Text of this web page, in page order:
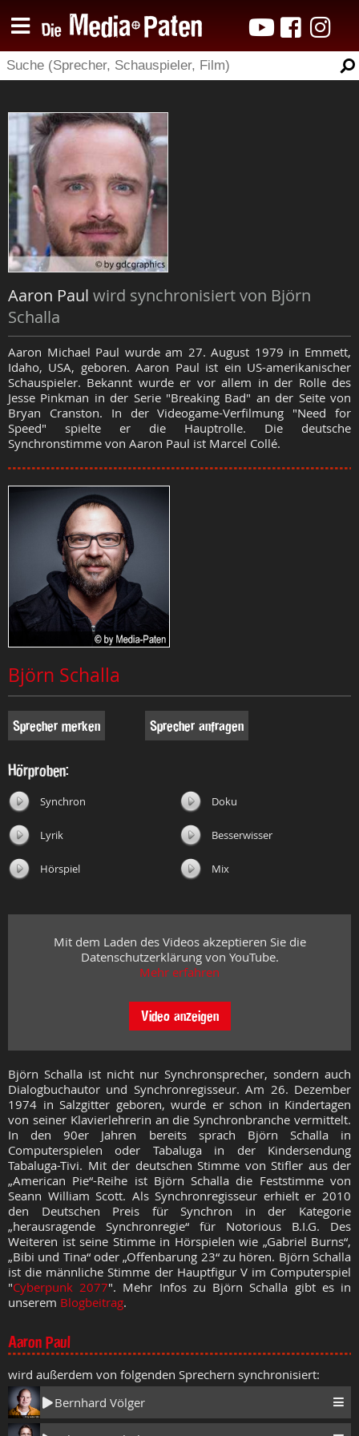
Aaron Paul wird synchronisiert von Björn
Schalla
Aaron Michael Paul wurde am 27. August 1979 in Emmett,
Idaho, USA, geboren. Aaron Paul ist ein US-amerikanischer
Schauspieler. Bekannt wurde er vor allem in der Rolle des
Jesse Pinkman in der Serie "Breaking Bad" an der Seite von
Bryan Cranston. In der Videogame-Verfilmung "Need for
Speed" spielte er die Hauptrolle. Die deutsche
Synchronstimme von Aaron Paul ist Marcel Collé.
Björn Schalla
Sprecher merken Sprecher anfragen
Hörproben:
Synchron Doku
Lyrik Besserwisser
Hörspiel Mix
Mit dem Laden des Videos akzeptieren Sie die
Datenschutzerklärung von YouTube.
Mehr erfahren
Video anzeigen
Björn Schalla ist nicht nur Synchronsprecher, sondern auch
Dialogbuchautor und Synchronregisseur. Am 26. Dezember
1974 in Salzgitter geboren, wurde er schon in Kindertagen
von seiner Klavierlehrerin an die Synchronbranche vermittelt.
In den 90er Jahren bereits sprach Björn Schalla in
Computerspielen oder Tabaluga in der Kindersendung
Tabaluga-Tivi. Mit der deutschen Stimme von Stifler aus der
„American Pie“-Reihe ist Björn Schalla die Feststimme von
Seann William Scott. Als Synchronregisseur erhielt er 2010
den Deutschen Preis für Synchron in der Kategorie
„herausragende Synchronregie“ für Notorious B.I.G. Des
Weiteren ist seine Stimme in Hörspielen wie „Gabriel Burns“,
„Bibi und Tina“ oder „Offenbarung 23“ zu hören. Björn Schalla
ist die männliche Stimme der Hauptfigur V im Computerspiel
"Cyberpunk 2077". Mehr Infos zu Björn Schalla gibt es in
unserem Blogbeitrag.
Aaron Paul
wird außerdem von folgenden Sprechern synchronisiert:
Bernhard Völger